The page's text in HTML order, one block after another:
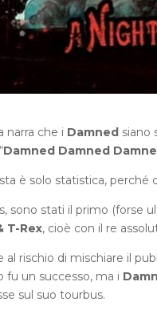
narra che i Damnedsiano
Damned Damned
è solo statistica,
sono stati il primo (forse
T-Rex, cioè con il re
al rischio di mischiare il
fu un successo, ma i
sul suo tourbus.